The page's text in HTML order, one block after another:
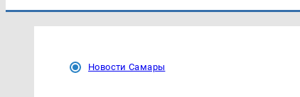
Новости Самары